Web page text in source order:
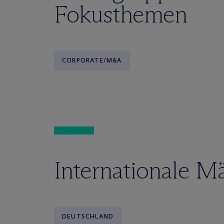
Fokusthemen
CORPORATE/M&A
Internationale
DEUTSCHLAND